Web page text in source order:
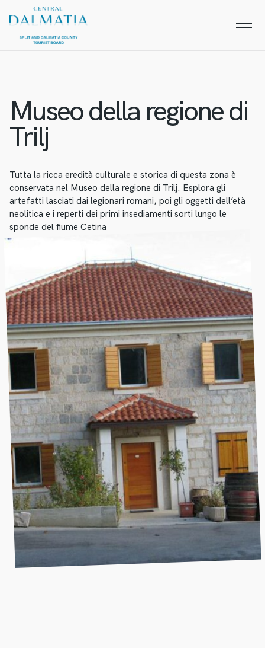
Museo della regione di
Trilj
Tutta la ricca eredità culturale e storica di questa zona è
conservata nel Museo della regione di Trilj. Esplora gli
artefatti lasciati dai legionari romani, poi gli oggetti dell’età
neolitica e i reperti dei primi insediamenti sorti lungo le
sponde del fiume Cetina